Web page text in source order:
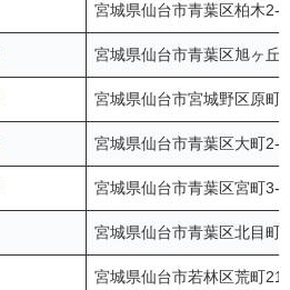
宮城県仙台市青葉区柏木
宮城県仙台市青葉区旭ヶ
宮城県仙台市宮城野区原
宮城県仙台市青葉区大町
宮城県仙台市青葉区宮町
宮城県仙台市青葉区北目
宮城県仙台市若林区荒町